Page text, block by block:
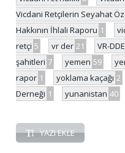
Vicdani Retçilerin Seyahat
Hakkının İhlali Raporu 1
retçi 5 vr der 21 VR-
şahitleri 7 yemen 59
rapor 1 yoklama kaçağı 2
Derneği 1 yunanistan 40
YAZI EKLE